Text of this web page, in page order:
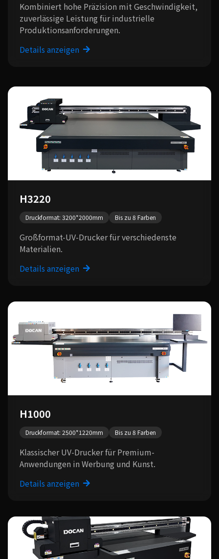
Kombiniert hohe Präzision mit Geschwindigkeit,
zuverlässige Leistung für industrielle
Produktionsanforderungen.
Details anzeigen
H3220
Druckformat: 3200*2000mm Bis zu 8 Farben
Großformat-UV-Drucker für verschiedenste
Materialien.
Details anzeigen
H1000
Druckformat: 2500*1220mm Bis zu 8 Farben
Klassischer UV-Drucker für Premium-
Anwendungen in Werbung und Kunst.
Details anzeigen